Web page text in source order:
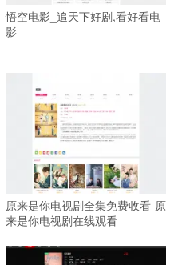
悟空电影_追天下好剧,看好看电
影
原来是你电视剧全集免费收看-原
来是你电视剧在线观看